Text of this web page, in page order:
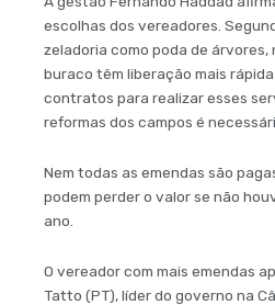
escolhas dos vereadores.
zeladoria como poda de
buraco têm liberação mais
contratos para realizar esses
reformas dos campos é
Nem todas as emendas são
podem perder o valor se não
ano.
O vereador com mais emendas
Tatto (PT), líder do governo na